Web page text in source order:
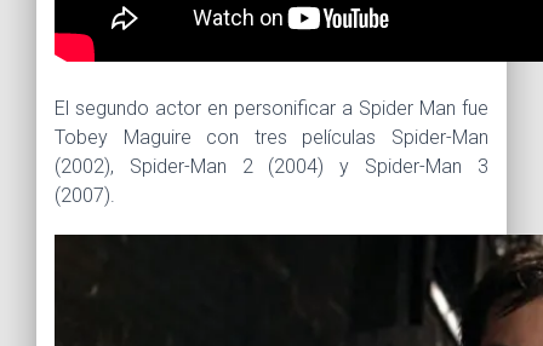
El segundo actor en personificar a Spider Man fue
Tobey Maguire con tres películas Spider-Man
(2002), Spider-Man 2 (2004) y Spider-Man 3
(2007).